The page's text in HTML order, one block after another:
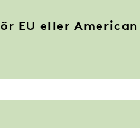
EU eller American